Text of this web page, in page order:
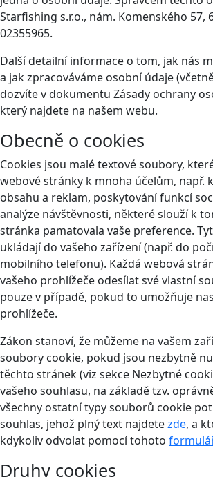
Starfishing s.r.o., nám. Komenského 57,
02355965.
Další detailní informace o tom, jak nás
a jak zpracováváme osobní údaje
dozvíte v dokumentu Zásady ochrany
který najdete na našem webu.
Obecně o cookies
Cookies jsou malé textové soubory,
webové stránky k mnoha účelům, např.
obsahu a reklam, poskytování funkcí
analýze návštěvnosti, některé slouží k
stránka pamatovala vaše preference.
ukládají do vašeho zařízení (např. do
mobilního telefonu). Každá webová
vašeho prohlížeče odesílat své vlastní
pouze v případě, pokud to umožňuje
prohlížeče.
Zákon stanoví, že můžeme na vašem
soubory cookie, pokud jsou nezbytně
těchto stránek (viz sekce Nezbytné
vašeho souhlasu, na základě tzv.
všechny ostatní typy souborů cookie
souhlas, jehož plný text najdetezde, a
kdykoliv odvolat pomocí tohoto
Druhy cookies